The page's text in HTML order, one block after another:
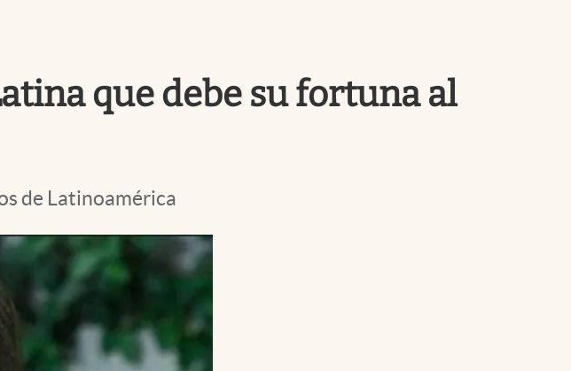
que debe su fortuna al
de Latinoamérica